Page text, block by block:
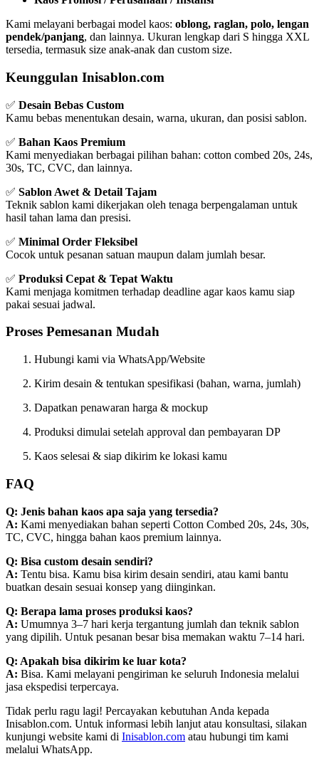
Kami melayani berbagai model kaos: oblong, raglan, polo, lengan
pendek/panjang, dan lainnya. Ukuran lengkap dari S hingga XXL
tersedia, termasuk size anak-anak dan custom size.
Keunggulan Inisablon.com
✅ Desain Bebas Custom
Kamu bebas menentukan desain, warna, ukuran, dan posisi sablon.
✅ Bahan Kaos Premium
Kami menyediakan berbagai pilihan bahan: cotton combed 20s, 24s,
30s, TC, CVC, dan lainnya.
✅ Sablon Awet & Detail Tajam
Teknik sablon kami dikerjakan oleh tenaga berpengalaman untuk
hasil tahan lama dan presisi.
✅ Minimal Order Fleksibel
Cocok untuk pesanan satuan maupun dalam jumlah besar.
✅ Produksi Cepat & Tepat Waktu
Kami menjaga komitmen terhadap deadline agar kaos kamu siap
pakai sesuai jadwal.
Proses Pemesanan Mudah
Hubungi kami via WhatsApp/Website
Kirim desain & tentukan spesifikasi (bahan, warna, jumlah)
Dapatkan penawaran harga & mockup
Produksi dimulai setelah approval dan pembayaran DP
Kaos selesai & siap dikirim ke lokasi kamu
FAQ
Q: Jenis bahan kaos apa saja yang tersedia?
A: Kami menyediakan bahan seperti Cotton Combed 20s, 24s, 30s,
TC, CVC, hingga bahan kaos premium lainnya.
Q: Bisa custom desain sendiri?
A: Tentu bisa. Kamu bisa kirim desain sendiri, atau kami bantu
buatkan desain sesuai konsep yang diinginkan.
Q: Berapa lama proses produksi kaos?
A: Umumnya 3–7 hari kerja tergantung jumlah dan teknik sablon
yang dipilih. Untuk pesanan besar bisa memakan waktu 7–14 hari.
Q: Apakah bisa dikirim ke luar kota?
A: Bisa. Kami melayani pengiriman ke seluruh Indonesia melalui
jasa ekspedisi terpercaya.
Tidak perlu ragu lagi! Percayakan kebutuhan Anda kepada
Inisablon.com. Untuk informasi lebih lanjut atau konsultasi, silakan
kunjungi website kami di Inisablon.com atau hubungi tim kami
melalui WhatsApp.